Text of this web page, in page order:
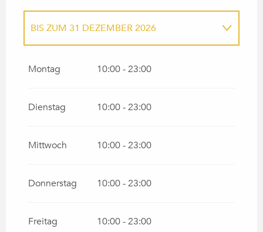
BIS ZUM 31 DEZEMBER 2026
Montag 10:00 - 23:00
Dienstag 10:00 - 23:00
Mittwoch 10:00 - 23:00
Donnerstag 10:00 - 23:00
Freitag 10:00 - 23:00